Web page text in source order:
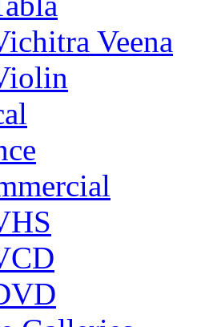
Veena